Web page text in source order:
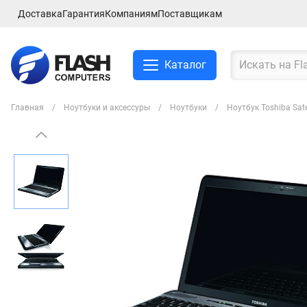
ДоставкаГарантияКомпаниямПоставщикам
Каталог
Главная Ноутбуки и аксессуры Ноутбуки Ноутбук Toshiba
Ноутбуки и аксессуры
Компьютеры и
комплектующие
Сетевое оборудование